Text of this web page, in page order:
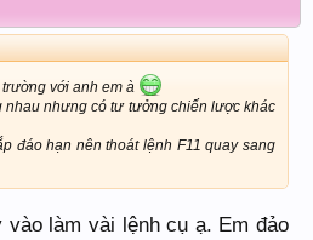
với anh em à
nhưng có tư tưởng chiến lược khác
đáo hạn nên thoát lệnh F11 quay sang
vào làm vài lệnh cụ ạ. Em đảo